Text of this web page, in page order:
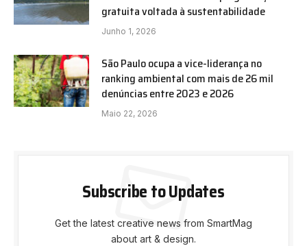
gratuita voltada à sustentabilidade
Junho 1, 2026
São Paulo ocupa a vice-liderança no
ranking ambiental com mais de 26 mil
denúncias entre 2023 e 2026
Maio 22, 2026
Subscribe to Updates
Get the latest creative news from SmartMag
about art & design.